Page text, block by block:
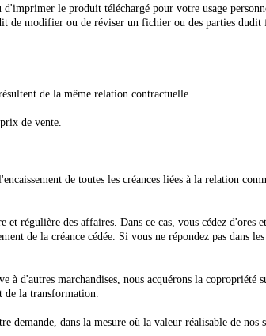
le produit téléchargé pour votre usage
de modifier ou de réviser un fichier ou des parties
de la même relation contractuelle.
de vente.
de toutes les créances liées à la relation
régulière des affaires. Dans ce cas, vous cédez
de la créance cédée. Si vous ne répondez pas dans
à d'autres marchandises, nous acquérons la
de la transformation.
demande, dans la mesure où la valeur réalisable de